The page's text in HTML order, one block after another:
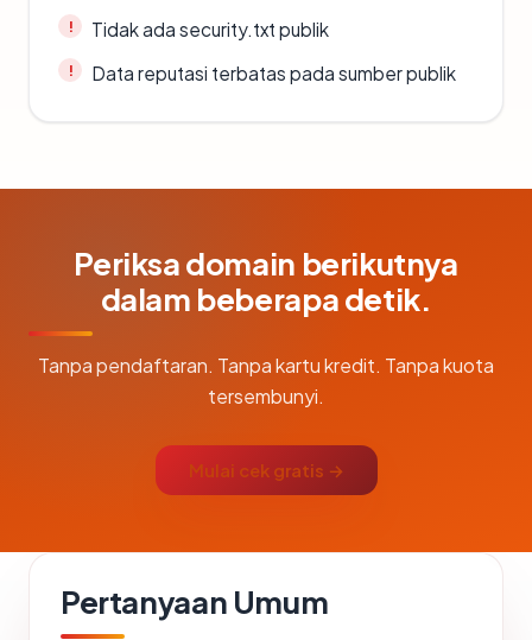
Tidak ada security.txt publik
Data reputasi terbatas pada sumber publik
Periksa domain berikutnya
dalam beberapa detik.
Tanpa pendaftaran. Tanpa kartu kredit. Tanpa kuota
tersembunyi.
Mulai cek gratis →
Pertanyaan Umum